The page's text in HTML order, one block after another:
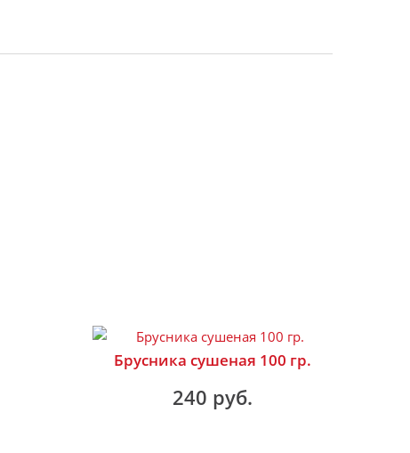
Брусника сушеная 100 гр.
240 руб.